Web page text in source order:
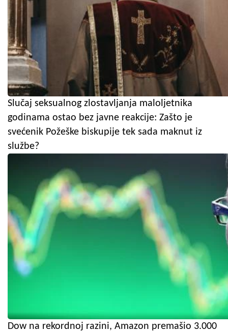
Slučaj seksualnog zlostavljanja maloljetnika
godinama ostao bez javne reakcije: Zašto je
svećenik Požeške biskupije tek sada maknut iz
službe?
Dow na rekordnoj razini, Amazon premašio 3.000